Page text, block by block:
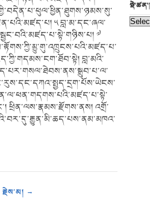
༥ བླ་མ་དང་ཞལ་
༧
བླ་མའི་
ཕྲིན་ལས་རྣམས་རྫོགས་ནས། འགྲོ་
རྗེས་མ། →